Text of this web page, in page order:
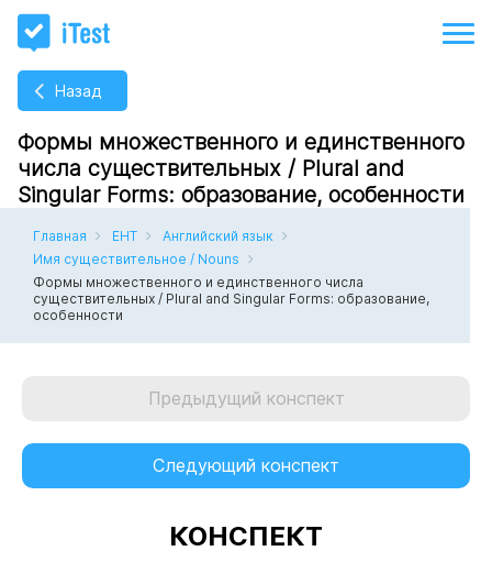
Назад
Формы множественного и единственного
числа существительных / Plural and
Singular Forms: образование, особенности
Главная ЕНТ
Английский язык
Имя существительное / Nouns
Формы множественного и единственного числа
существительных / Plural and Singular Forms: образование,
особенности
Предыдущий конспект
Следующий конспект
КОНСПЕКТ